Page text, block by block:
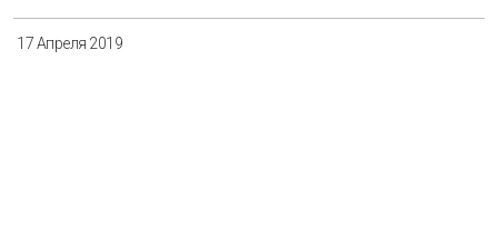
17 Апреля 2019